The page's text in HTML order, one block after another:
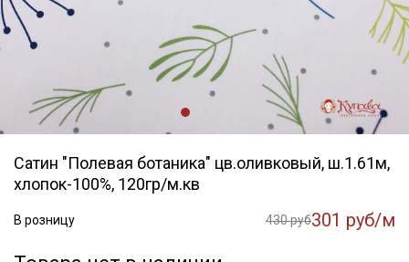
Сатин "Полевая ботаника" цв.оливковый, ш.1.61м,
хлопок-100%, 120гр/м.кв
В розницу 430 руб301 руб/м